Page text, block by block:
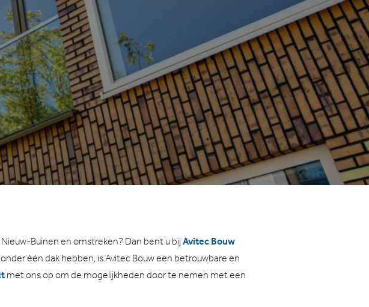
Buinen en omstreken? Dan bent u bij Avitec Bouw
één dak hebben, is Avitec Bouw een betrouwbare en
met ons op om de mogelijkheden door te nemen met een